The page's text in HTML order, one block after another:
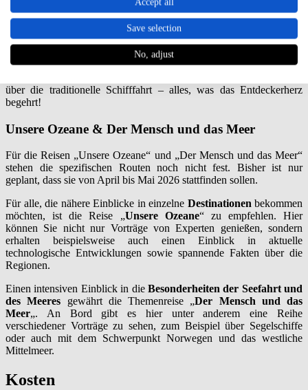
, allerdings startet diese in Hamburg und führt über
Nordeuropa und Kanada bis in die USA nach Bayonne mit einer
Vorträgenvon Experten, werden eine Reihe
vonBildern,Filmsequenzenundthemenspezifische Berichte
über die traditionelle Schifffahrt – alles, was das Entdeckerherz
begehrt!
Unsere Ozeane & Der Mensch und das Meer
Für die Reisen „Unsere Ozeane“ und „Der Mensch und das Meer“
stehen die spezifischen Routen noch nicht fest. Bisher ist nur
geplant, dass sie von April bis Mai 2026 stattfinden sollen.
Für alle, die nähere Einblicke in einzelne Destinationen bekommen
möchten, ist die Reise „Unsere Ozeane“ zu empfehlen. Hier
können Sie nicht nur Vorträge von Experten genießen, sondern
erhalten beispielsweise auch einen Einblick in aktuelle
technologische Entwicklungen sowie spannende Fakten über die
Regionen.
Einen intensiven Einblick in die Besonderheiten der Seefahrt und
des Meeres gewährt die Themenreise „Der Mensch und das
Meer„. An Bord gibt es hier unter anderem eine Reihe
verschiedener Vorträge zu sehen, zum Beispiel über Segelschiffe
oder auch mit dem Schwerpunkt Norwegen und das westliche
Mittelmeer.
Kosten
Save selection
No, adjust